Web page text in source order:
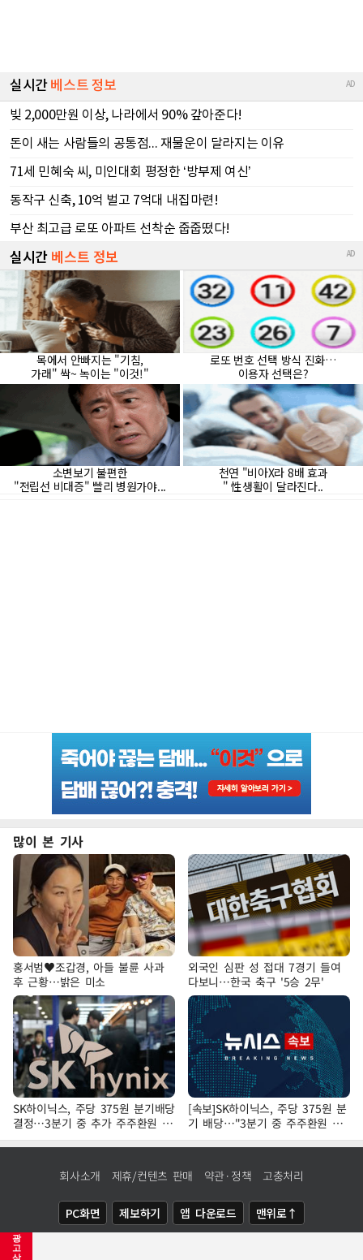
광
고
삭
많이 본 기사
홍서범♥조갑경, 아들 불륜 사과
후 근황…밝은 미소
외국인 심판 성 접대 7경기 들여
다보니…한국 축구 '5승 2무'
SK하이닉스, 주당 375원 분기배당
결정…3분기 중 추가 주주환원 발
표
[속보]SK하이닉스, 주당 375원 분
기 배당…"3분기 중 주주환원 방
안 확정"
회사소개 제휴/컨텐츠 판매 약관·정책 고충처리
PC화면 제보하기 앱 다운로드 맨위로↑